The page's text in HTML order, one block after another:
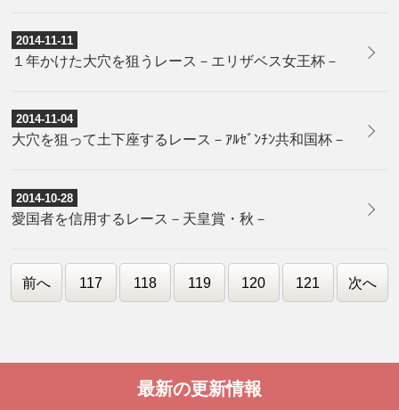
2014-11-11
１年かけた大穴を狙うレース－エリザベス女王杯－
2014-11-04
大穴を狙って土下座するレース－ｱﾙｾﾞﾝﾁﾝ共和国杯－
2014-10-28
愛国者を信用するレース－天皇賞・秋－
前へ 117 118 119 120 121 次へ
最新の更新情報